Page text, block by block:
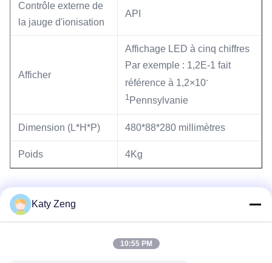
Contrôle externe de
la jauge d'ionisation
API
Afficher
Affichage LED à cinq chiffres
Par exemple : 1,2E-1 fait
référence à 1,2×10-
1Pennsylvanie
Dimension (L*H*P) 480*88*280 millimètres
Poids 4Kg
Katy Zeng
10:55 PM